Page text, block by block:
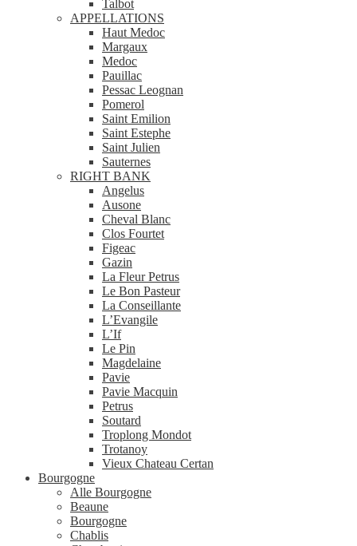
Talbot
APPELLATIONS
Haut Medoc
Margaux
Medoc
Pauillac
Pessac Leognan
Pomerol
Saint Emilion
Saint Estephe
Saint Julien
Sauternes
RIGHT BANK
Angelus
Ausone
Cheval Blanc
Clos Fourtet
Figeac
Gazin
La Fleur Petrus
Le Bon Pasteur
La Conseillante
L’Evangile
L’If
Le Pin
Magdelaine
Pavie
Pavie Macquin
Petrus
Soutard
Troplong Mondot
Trotanoy
Vieux Chateau Certan
Bourgogne
Alle Bourgogne
Beaune
Bourgogne
Chablis